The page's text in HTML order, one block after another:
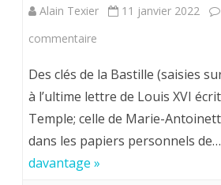
Alain Texier 11 janvier 2022
commentaire
“rien”
du
journal
Des clés de la Bastille (saisies
à l’ultime lettre de Louis XVI
Temple; celle de Marie-
dans les papiers personnels de…
davantage »